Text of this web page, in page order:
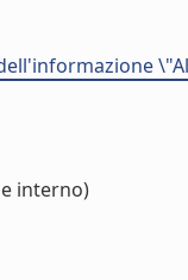
interno)